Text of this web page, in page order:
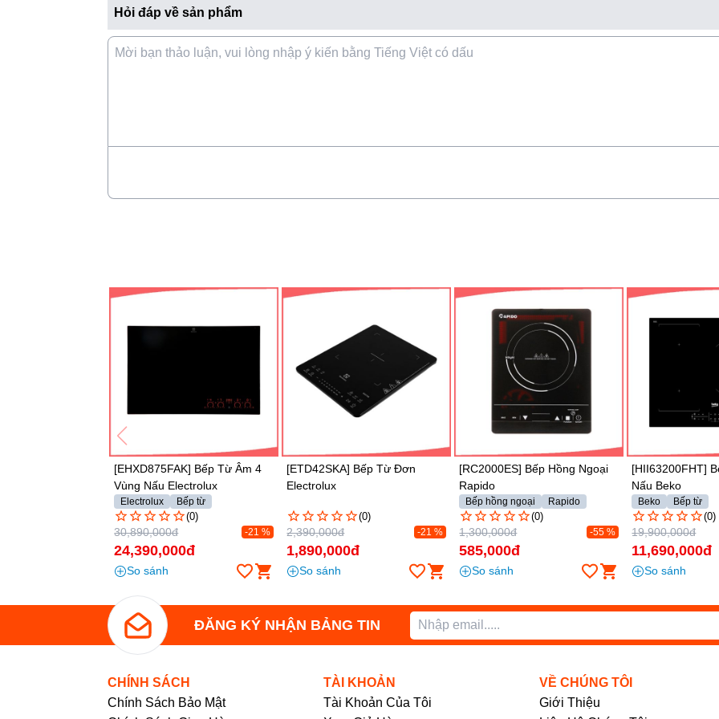
Hỏi đáp về sản phẩm
Hủy Gửi
[ETD42SKA] Bếp Từ Đơn
Electrolux
(0)
2,390,000đ -21 %
1,890,000đ
So sánh
[RC2000ES] Bếp Hồng Ngoại
Rapido
(0)
1,300,000đ -55 %
585,000đ
So sánh
[HII63200FHT] Bếp Từ 3 Vùng
Nấu Beko
Beko Bếp từ
(0)
19,900,000đ -41 %
11,690,000đ
So sánh
[AKC720C/
Whirlpool
Whirlpool Bếp
(0)
4,490,000đ
2,790,000đ
So sánh
ĐĂNG KÝ NHẬN BẢNG TIN
CHÍNH SÁCH
Chính Sách Bảo Mật
TÀI KHOẢN
Tài Khoản Của Tôi
VỀ CHÚNG TÔI
Giới Thiệu